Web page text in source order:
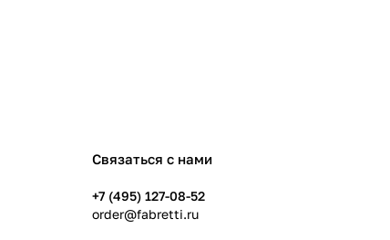
Связаться с нами
+7 (495) 127-08-52
order@fabretti.ru